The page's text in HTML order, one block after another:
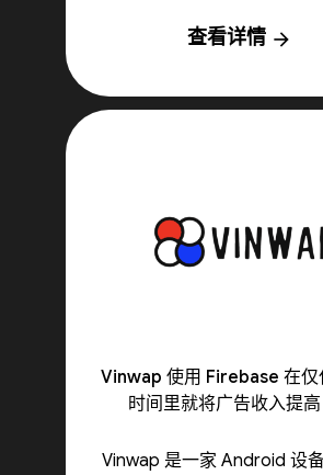
查看详情 arrow_forward
Vinwap 使用 Firebase 在仅
时间里就将广告收入提
Vinwap 是一家 Android 设